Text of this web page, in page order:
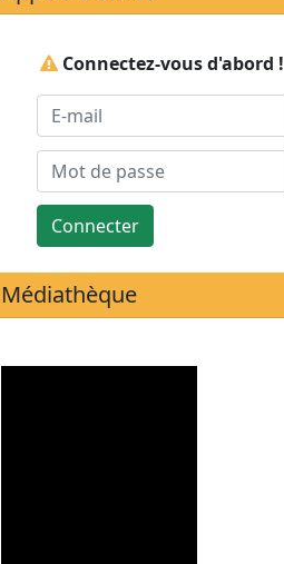
Connectez-vous d'abord !
Connecter
Médiathèque